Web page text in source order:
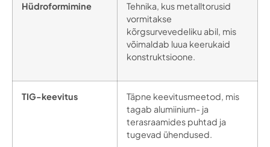
Hüdroformimine
Tehnika, kus metalltorusid
vormitakse
kõrgsurvevedeliku abil, mis
võimaldab luua keerukaid
konstruktsioone.
TIG-keevitus
Täpne keevitusmeetod, mis
tagab alumiinium- ja
terasraamides puhtad ja
tugevad ühendused.